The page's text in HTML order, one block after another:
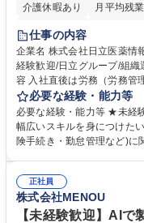
介護休暇あり 月平均残
住宅手当あり
育休あり
完全週休2日制
仕事の内容
企業名 株式会社日立医薬情報ソリューショ
経験歓迎/日立グループ/組織運
容 入社直後は労務（労務管
任せいたします。将来は総
営を支えるゼネラリストをめざせます。 ・初期業
計算、社会保険対応、福利
します。ご経験に応じて、
幅広く経験を積みたい意欲がある
務・人事】未経験歓迎/日立
指す
必要な経験・能力等
必要な経験・能力等 ★未経
幅広いスキルを身につけたい方におすすめ！
険手続き・勤怠管理など)
のご経験 ■労務管理（給与
■衛生管理者の資格をお持ちの方 学歴・資格 学歴：大学院 大学
専修学校 高校 語学力： 資
正社員
株式会社MENOU
【未経験歓迎】AIで